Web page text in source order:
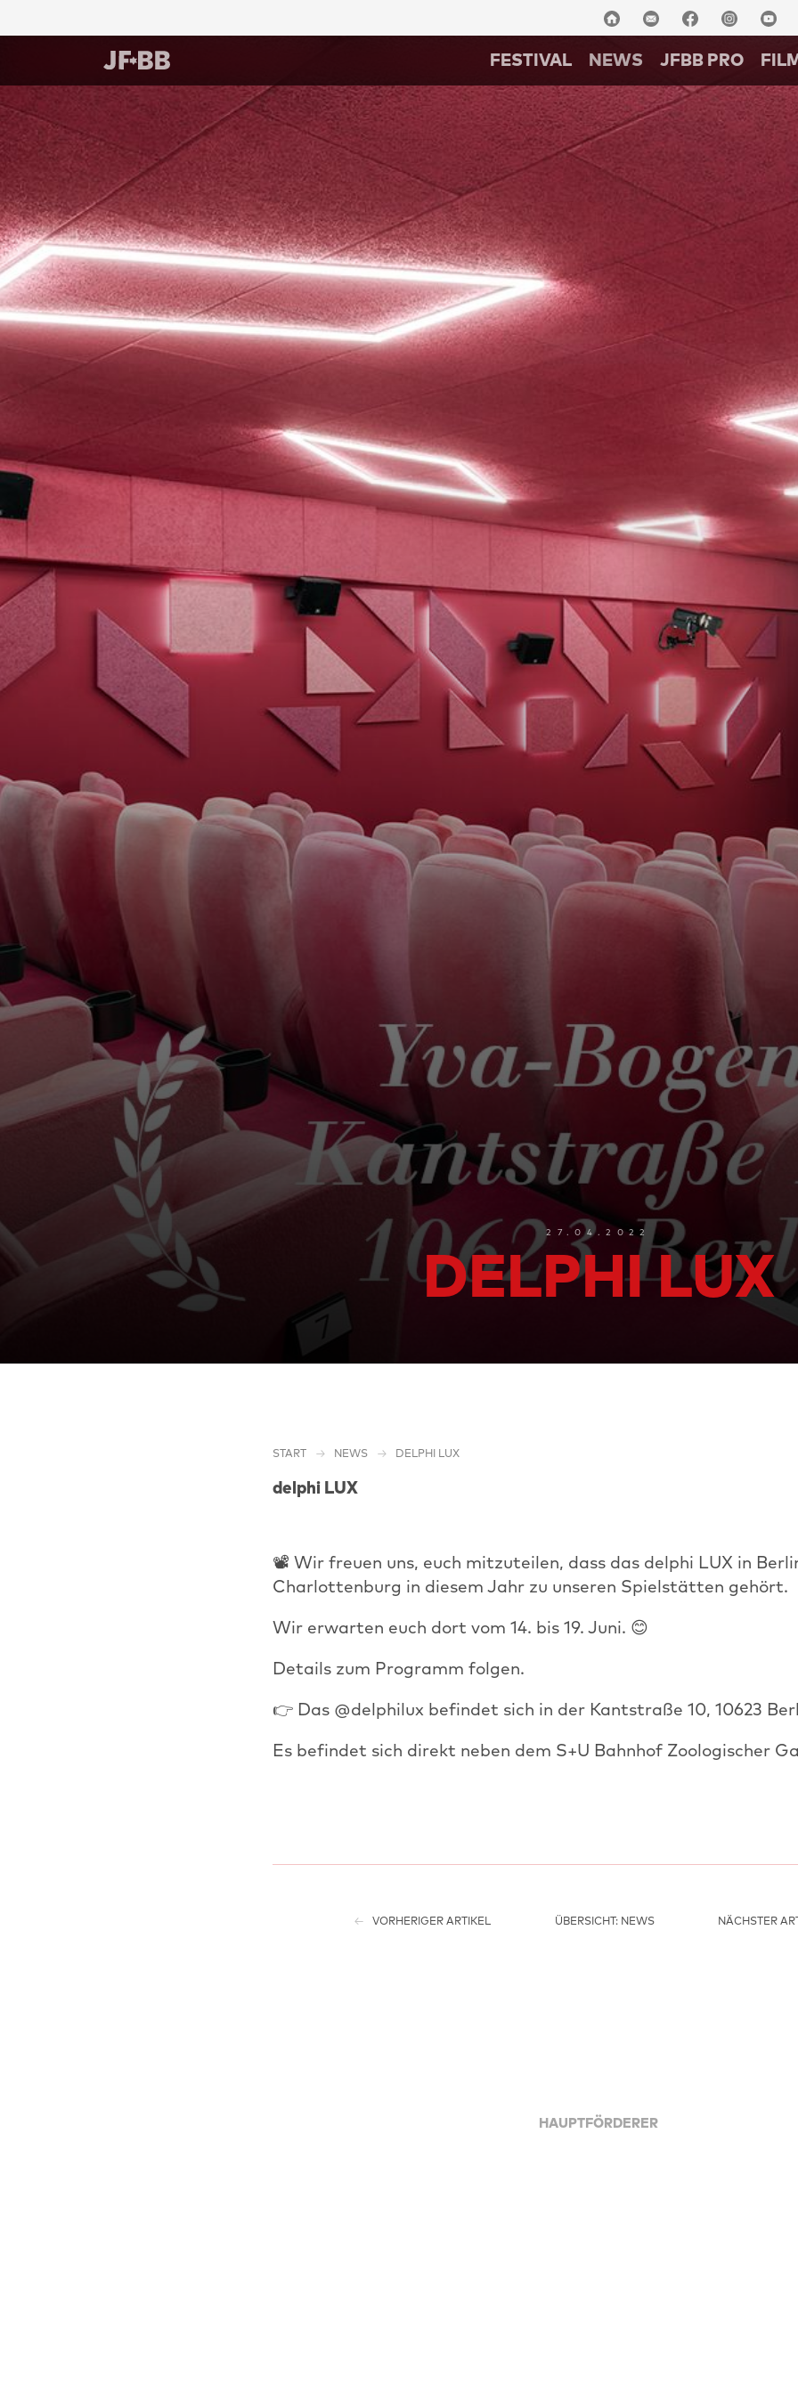
FESTIVAL NEWS JFBB PRO
27.04.2022
DELPHI LUX
START NEWS DELPHI LUX
delphi LUX
📽 Wir freuen uns, euch mitzuteilen, dass das delphi LUX in
Charlottenburg in diesem Jahr zu unseren Spielstätten gehört.
Wir erwarten euch dort vom 14. bis 19. Juni. 😊
Details zum Programm folgen.
👉 Das @delphilux befindet sich in der Kantstraße 10, 10623
Es befindet sich direkt neben dem S+U Bahnhof Zoologischer
VORHERIGER ARTIKEL ÜBERSICHT: NEWS NÄCHSTER
HAUPTFÖRDERER